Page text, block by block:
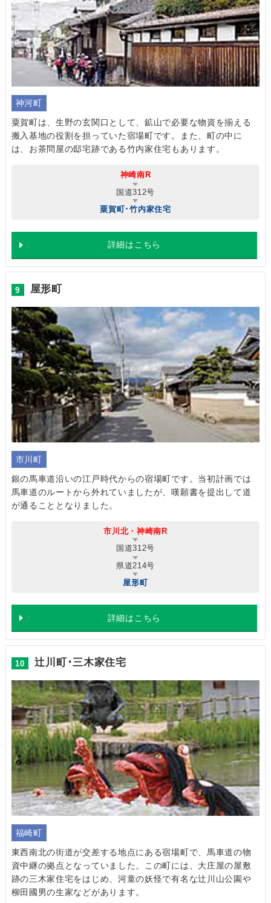
神河町
粟賀町は、生野の玄関口として、鉱山で必要な物資を揃える
搬入基地の役割を担っていた宿場町です。また、町の中に
は、お茶問屋の邸宅跡である竹内家住宅もあります。
神崎南R
国道312号
粟賀町･竹内家住宅
詳細はこちら
9 屋形町
市川町
銀の馬車道沿いの江戸時代からの宿場町です。当初計画では
馬車道のルートから外れていましたが、嘆願書を提出して道
が通ることとなりました。
市川北・神崎南R
国道312号
県道214号
屋形町
詳細はこちら
10 辻川町･三木家住宅
福崎町
東西南北の街道が交差する地点にある宿場町で、馬車道の物
資中継の拠点となっていました。この町には、大庄屋の屋敷
跡の三木家住宅をはじめ、河童の妖怪で有名な辻川山公園や
柳田國男の生家などがあります。